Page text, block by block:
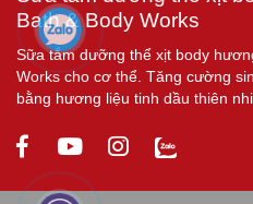
Bath & Body Works
Sữa tắm dưỡng thể xịt body
Works cho cơ thể. Tăng cường
bằng hương liệu tinh dầu thiên